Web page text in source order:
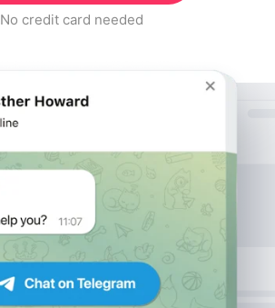
No credit card needed